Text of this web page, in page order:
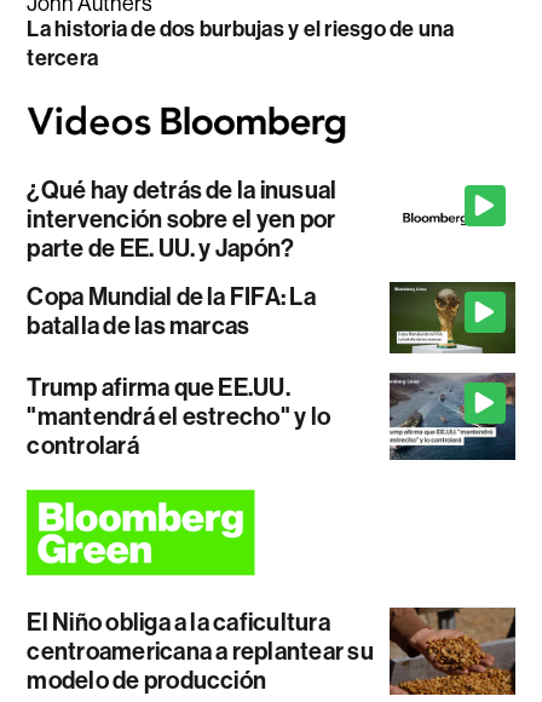
La historia de dos burbujas y el riesgo de una
tercera
¿Qué hay detrás de la inusual
intervención sobre el yen por
parte de EE. UU. y Japón?
Copa Mundial de la FIFA: La
batalla de las marcas
Trump afirma que EE.UU.
"mantendrá el estrecho" y lo
controlará
El Niño obliga a la caficultura
centroamericana a replantear su
modelo de producción